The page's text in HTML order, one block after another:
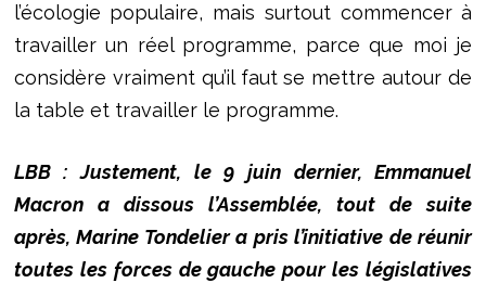
l’écologie populaire, mais surtout commencer à
travailler un réel programme, parce que moi je
considère vraiment qu’il faut se mettre autour de
la table et travailler le programme.
LBB : Justement, le 9 juin dernier, Emmanuel
Macron a dissous l’Assemblée, tout de suite
après, Marine Tondelier a pris l’initiative de réunir
toutes les forces de gauche pour les législatives